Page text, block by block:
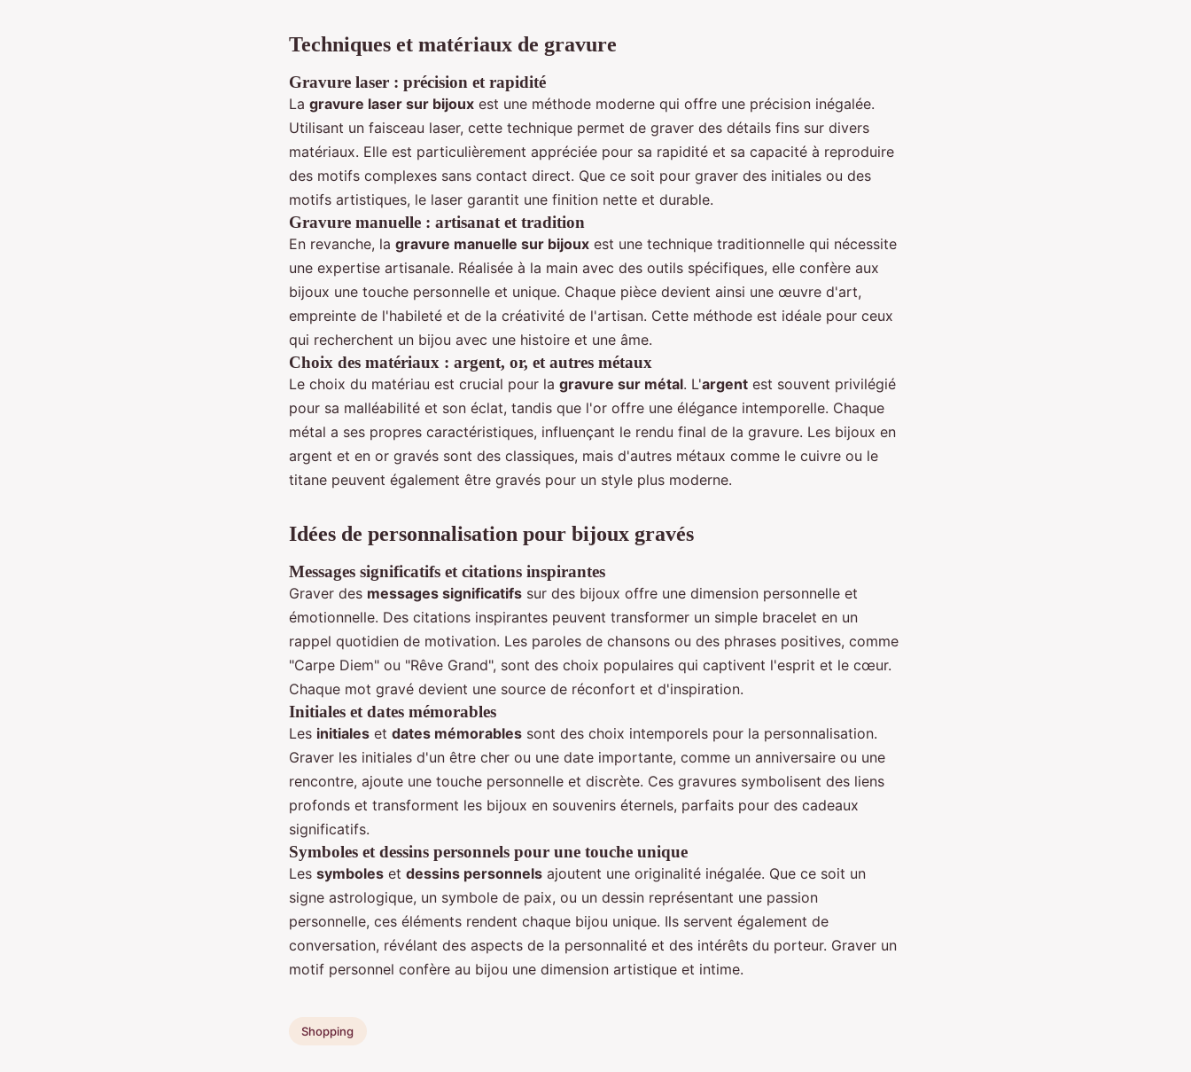
Techniques et matériaux de gravure
Gravure laser : précision et rapidité
La gravure laser sur bijoux est une méthode moderne qui offre une précision inégalée.
Utilisant un faisceau laser, cette technique permet de graver des détails fins sur divers
matériaux. Elle est particulièrement appréciée pour sa rapidité et sa capacité à reproduire
des motifs complexes sans contact direct. Que ce soit pour graver des initiales ou des
motifs artistiques, le laser garantit une finition nette et durable.
Gravure manuelle : artisanat et tradition
En revanche, la gravure manuelle sur bijoux est une technique traditionnelle qui nécessite
une expertise artisanale. Réalisée à la main avec des outils spécifiques, elle confère aux
bijoux une touche personnelle et unique. Chaque pièce devient ainsi une œuvre d'art,
empreinte de l'habileté et de la créativité de l'artisan. Cette méthode est idéale pour ceux
qui recherchent un bijou avec une histoire et une âme.
Choix des matériaux : argent, or, et autres métaux
Le choix du matériau est crucial pour la gravure sur métal. L'argent est souvent privilégié
pour sa malléabilité et son éclat, tandis que l'or offre une élégance intemporelle. Chaque
métal a ses propres caractéristiques, influençant le rendu final de la gravure. Les bijoux en
argent et en or gravés sont des classiques, mais d'autres métaux comme le cuivre ou le
titane peuvent également être gravés pour un style plus moderne.
Idées de personnalisation pour bijoux gravés
Messages significatifs et citations inspirantes
Graver des messages significatifs sur des bijoux offre une dimension personnelle et
émotionnelle. Des citations inspirantes peuvent transformer un simple bracelet en un
rappel quotidien de motivation. Les paroles de chansons ou des phrases positives, comme
"Carpe Diem" ou "Rêve Grand", sont des choix populaires qui captivent l'esprit et le cœur.
Chaque mot gravé devient une source de réconfort et d'inspiration.
Initiales et dates mémorables
Les initiales et dates mémorables sont des choix intemporels pour la personnalisation.
Graver les initiales d'un être cher ou une date importante, comme un anniversaire ou une
rencontre, ajoute une touche personnelle et discrète. Ces gravures symbolisent des liens
profonds et transforment les bijoux en souvenirs éternels, parfaits pour des cadeaux
significatifs.
Symboles et dessins personnels pour une touche unique
Les symboles et dessins personnels ajoutent une originalité inégalée. Que ce soit un
signe astrologique, un symbole de paix, ou un dessin représentant une passion
personnelle, ces éléments rendent chaque bijou unique. Ils servent également de
conversation, révélant des aspects de la personnalité et des intérêts du porteur. Graver un
motif personnel confère au bijou une dimension artistique et intime.
Shopping